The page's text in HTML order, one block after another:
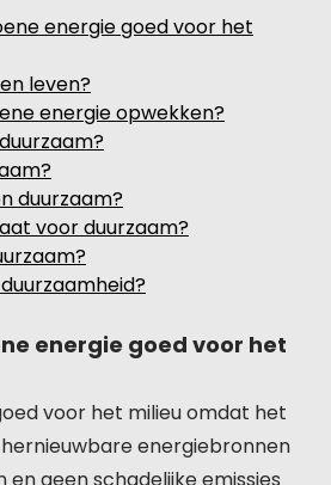
energie goed voor het
leven?
energie opwekken?
duurzaam?
voor duurzaam?
energie goed voor het
voor het milieu omdat het
energiebronnen